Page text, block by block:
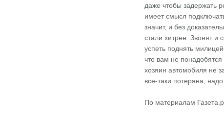
даже чтобы задержать
имеет смысл
значит, и без
стали хитрее. Звонят и
успеть поднять
что вам не понадобятся
хозяин автомобиля не
все-таки потеряна,
По материалам